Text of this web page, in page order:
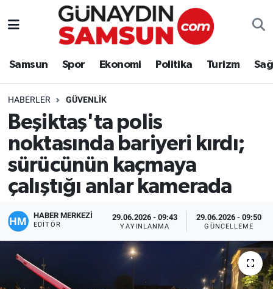
Samsun Spor Ekonomi Politika Turizm
HABERLER GÜVENLIK
Beşiktaş'ta polis
noktasında bariyeri kırdı;
sürücünün kaçmaya
çalıştığı anlar kamerada
HABER MERKEZİ
EDITÖR
29.06.2026 - 09:43
YAYINLANMA
29.06.2026 - 09:50
GÜNCELLEME
Samsun
Politika
Turizm
Yaşam
Nöbetçi Eczaneler
Süper Lig Puan Durumu ve Fikstür
Tüm Manşetler